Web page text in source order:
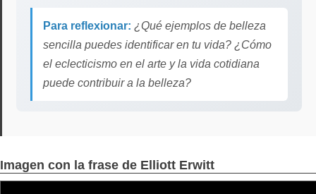
Para reflexionar: ¿Qué ejemplos de belleza
sencilla puedes identificar en tu vida? ¿Cómo
el eclecticismo en el arte y la vida cotidiana
puede contribuir a la belleza?
Imagen con la frase de Elliott Erwitt